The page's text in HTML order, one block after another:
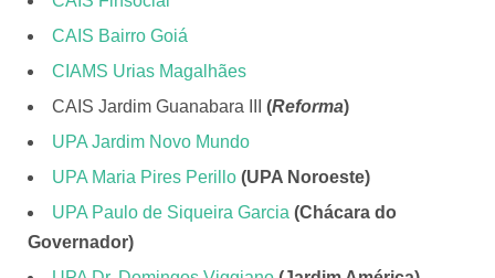
CAIS Bairro Goiá
CIAMS Urias Magalhães
CAIS Jardim Guanabara III (Reforma)
UPA Jardim Novo Mundo
UPA Maria Pires Perillo (UPA Noroeste)
UPA Paulo de Siqueira Garcia (Chácara do
Governador)